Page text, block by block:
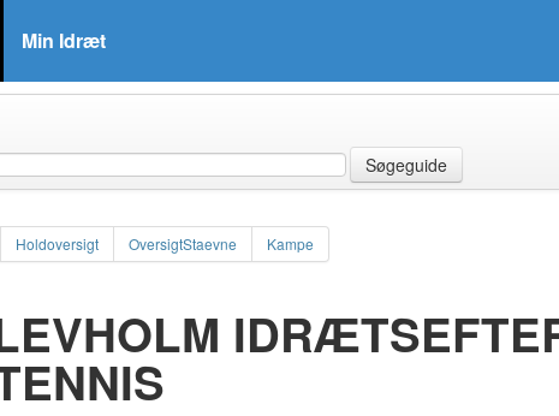
Min Idræt
Søgeguide
Holdoversigt OversigtStaevne Kampe